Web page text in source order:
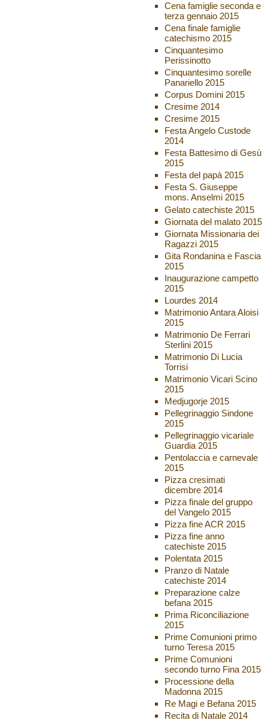
Cena famiglie seconda e
terza gennaio 2015
Cena finale famiglie
catechismo 2015
Cinquantesimo
Perissinotto
Cinquantesimo sorelle
Panariello 2015
Corpus Domini 2015
Cresime 2014
Cresime 2015
Festa Angelo Custode
2014
Festa Battesimo di Gesù
2015
Festa del papà 2015
Festa S. Giuseppe
mons. Anselmi 2015
Gelato catechiste 2015
Giornata del malato 2015
Giornata Missionaria dei
Ragazzi 2015
Gita Rondanina e Fascia
2015
Inaugurazione campetto
2015
Lourdes 2014
Matrimonio Antara Aloisi
2015
Matrimonio De Ferrari
Sterlini 2015
Matrimonio Di Lucia
Torrisi
Matrimonio Vicari Scino
2015
Medjugorje 2015
Pellegrinaggio Sindone
2015
Pellegrinaggio vicariale
Guardia 2015
Pentolaccia e carnevale
2015
Pizza cresimati
dicembre 2014
Pizza finale del gruppo
del Vangelo 2015
Pizza fine ACR 2015
Pizza fine anno
catechiste 2015
Polentata 2015
Pranzo di Natale
catechiste 2014
Preparazione calze
befana 2015
Prima Riconciliazione
2015
Prime Comunioni primo
turno Teresa 2015
Prime Comunioni
secondo turno Fina 2015
Processione della
Madonna 2015
Re Magi e Befana 2015
Recita di Natale 2014